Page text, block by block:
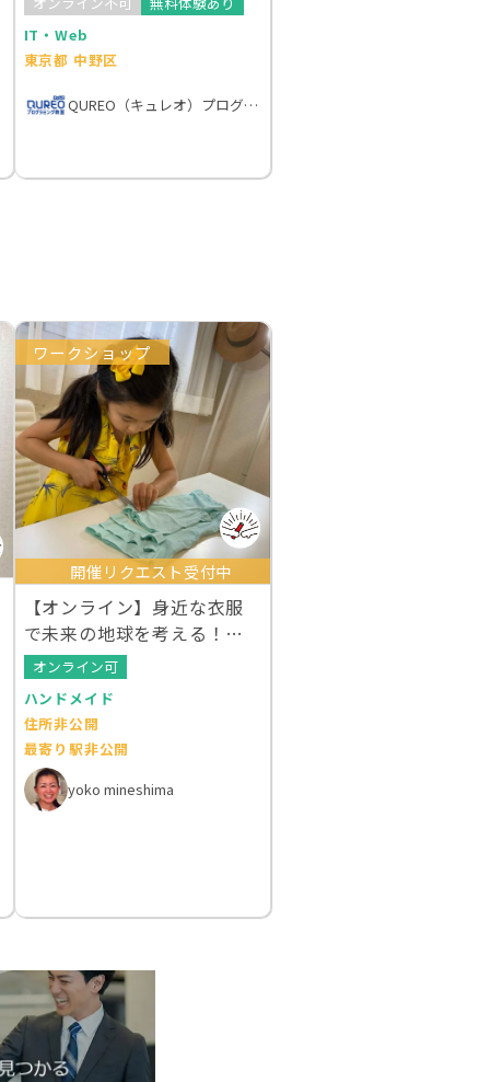
IT・Web
東京都 中野区
QUREO（キュレオ）プログラミング教室
ワークショップ
開催リクエスト受付中
【オンライン】身近な衣服
で未来の地球を考える！ク
ルエシカルWS
オンライン可
ハンドメイド
住所非公開
最寄り駅非公開
yoko mineshima